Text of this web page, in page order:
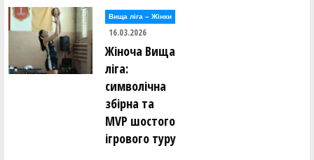
Вища лiга – Жiнки
16.03.2026
Жіноча Вища
ліга:
символічна
збірна та
MVP шостого
ігрового туру